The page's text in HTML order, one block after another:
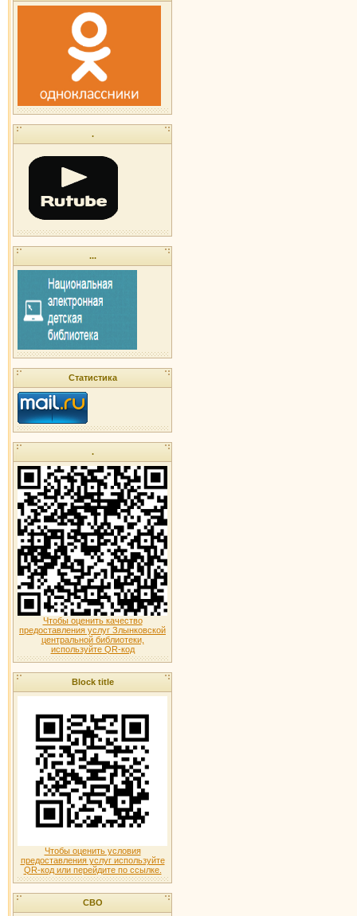
.
...
Статистика
.
Чтобы оценить качество
предоставления услуг Злынковской
центральной библиотеки,
используйте QR-код
Block title
Чтобы оценить условия
предоставления услуг используйте
QR-код или перейдите по ссылке.
СВО